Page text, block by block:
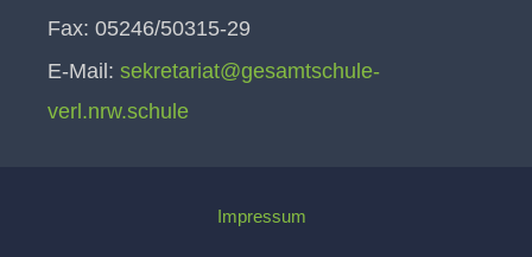
Fax: 05246/50315-29
E-Mail: sekretariat@gesamtschule-
verl.nrw.schule
Impressum